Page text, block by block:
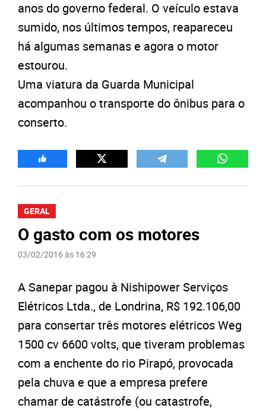
anos do governo federal. O veículo estava
sumido, nos últimos tempos, reapareceu
há algumas semanas e agora o motor
estourou.
Uma viatura da Guarda Municipal
acompanhou o transporte do ônibus para o
conserto.
GERAL
O gasto com os motores
03/02/2016 às 16:29
A Sanepar pagou à Nishipower Serviços
Elétricos Ltda., de Londrina, R$ 192.106,00
para consertar três motores elétricos Weg
1500 cv 6600 volts, que tiveram problemas
com a enchente do rio Pirapó, provocada
pela chuva e que a empresa prefere
chamar de catástrofe (ou catastrofe,